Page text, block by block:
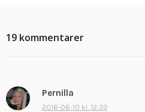
19 kommentarer
Pernilla
k
2016-06-10 kl. 12:33